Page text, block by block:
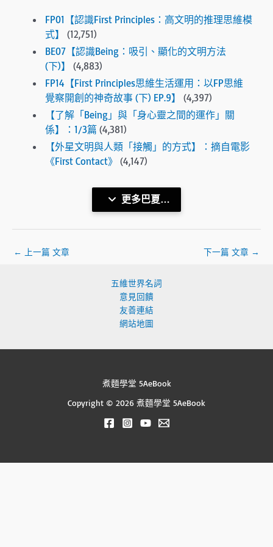
FP01【認識First Principles：高文明的推理思維模
式】
(12,751)
BE07【認識Being：吸引、顯化的文明方法
(下)】
(4,883)
FP14【First Principles思維生活運用：以FP思維
覺察開創的神奇故事 (下) EP.9】
(4,397)
【了解「Being」與「身心靈之間的運作」關
係】：1/3篇 (4,381)
【外星文明與人類「接觸」的方式】：摘自電影
《First Contact》
(4,147)
更多巴夏…
← 上一篇 文章 下一篇 文章 →
五維世界名詞
意見回饋
友善連結
網站地圖
煮麵學堂 5AeBook
Copyright © 2026 煮麵學堂 5AeBook